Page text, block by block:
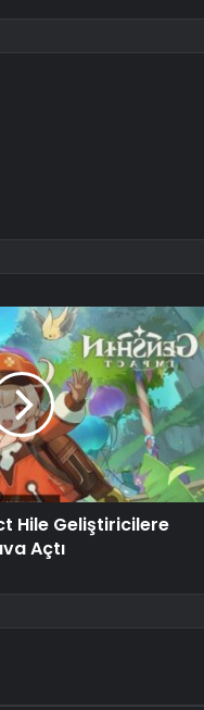
Hile Geliştiricilere
Açtı